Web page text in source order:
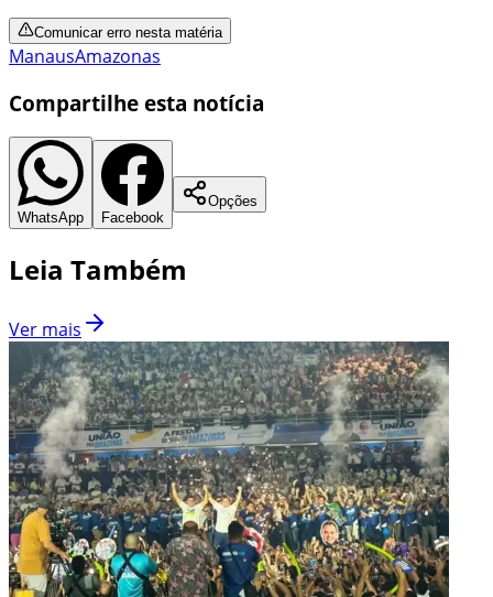
Comunicar erro nesta matéria
ManausAmazonas
Compartilhe esta notícia
WhatsApp Facebook
Opções
Leia Também
Ver mais